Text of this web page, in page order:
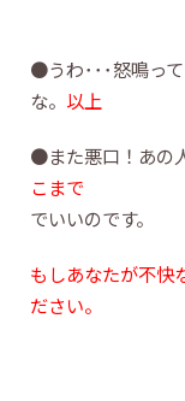
●うわ･･･怒鳴っ
な。 以上
●また悪口！あの
こまで
でいいのです。
もしあなたが不快
ださい。